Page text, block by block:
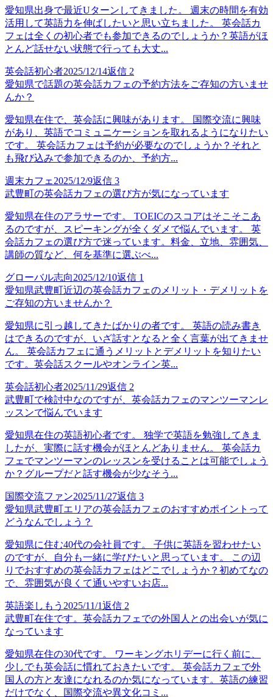
愛知県出身で最近Uターンしてきました。 週末の時間を有効
活用して英語力を伸ばしたいと思い立ちました。 英会話カ
フェは全くの初心者でも参加できるのでしょうか？英語がほ
とんど話せない状態で行っても大丈...
英会話初心者2025/12/14返信 2
愛知県で話題の英会話カフェの予約方法をご存知の方いませ
んか？
愛知県在住で、英会話に興味があります。 国際交流に興味
があり、英語でコミュニケーションを取れるようになりたい
です。 英会話カフェは予約が必要なのでしょうか？それと
も飛び込みで参加できるのか、予約方...
週末カフェ 2025/12/9返信 3
武豊町の英会話カフェの選び方が気になっています
愛知県在住のアラサーです。 TOEICのスコアはそこそこあ
るのですが、スピーキングが全くダメで悩んでいます。 英
会話カフェの選び方で迷っています。料金、立地、雰囲気、
講師の質など、何を基準に選ぶべ...
グローバル志向2025/12/10返信 1
愛知県武豊町近辺の英会話カフェのメリット・デメリットを
ご存知の方いませんか？
愛知県に引っ越してきたばかりの者です。 英語の読み書き
はできるのですが、いざ話すとなると全く言葉が出てきませ
ん。 英会話カフェに通うメリットとデメリットを知りたい
です。英会話スクールやオンライン英...
英会話初心者2025/11/29返信 2
武豊町で検討中なのですが、英会話カフェのマンツーマンレ
ッスンで悩んでいます
愛知県在住の英語初心者です。 独学で英語を勉強してきま
したが、実際に話す機会がほとんどありません。 英会話カ
フェでマンツーマンのレッスンを受けることは可能でしょう
か？グループだと話す機会が少なそう...
国際交流ファン2025/11/27返信 3
愛知県武豊町エリアの英会話カフェのおすすめポイントって
どうなんでしょう？
愛知県に住む40代の会社員です。 子供に英語を習わせたい
のですが、自分も一緒に学びたいと思っています。 この辺
りでおすすめの英会話カフェはどこでしょうか？初めてなの
で、雰囲気が良くて通いやすいお店...
英語楽しもう 2025/11/1返信 2
武豊町在住です。英会話カフェでの外国人との出会いが気に
なっています
愛知県在住の30代です。 ワーキングホリデーに行く前に、
少しでも英会話に慣れておきたいです。 英会話カフェで外
国人の方と友達になれるのか気になっています。英語の練習
だけでなく、国際交流や異文化コミ...